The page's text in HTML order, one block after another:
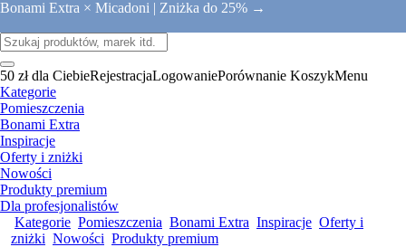
Bonami Extra × Micadoni | Zniżka do 25% →
50 zł dla CiebieRejestracjaLogowaniePorównanie KoszykMenu
Kategorie
Pomieszczenia
Bonami Extra
Inspiracje
Oferty i zniżki
Nowości
Produkty premium
Dla profesjonalistów
Kategorie Pomieszczenia Bonami Extra Inspiracje Oferty i
zniżki Nowości Produkty premium